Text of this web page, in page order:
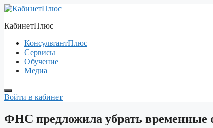
Перейти
содержимому
КабинетПлюс
КонсультантПлюс
Сервисы
Обучение
Медиа
Войти в кабинет
ФНС предложила убрать временные